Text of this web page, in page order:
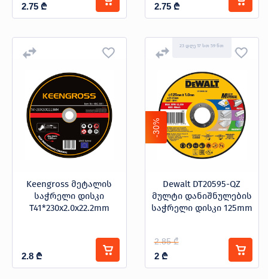
2.75 ₾ 2.75 ₾
Keengross მეტალის
საჭრელი დისკი
T41*230x2.0x22.2mm
2.8 ₾
23 დღე 17 სთ 59 წთ
-30%
Dewalt DT20595-QZ
მულტი დანიშნულების
საჭრელი დისკი 125mm
2.85 ₾
2 ₾